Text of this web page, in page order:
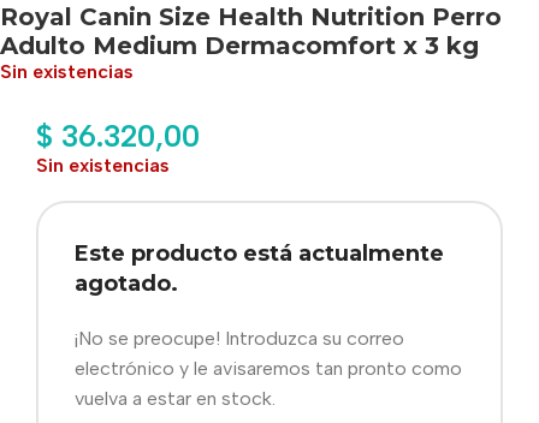
Royal Canin Size Health Nutrition Perro
Adulto Medium Dermacomfort x 3 kg
Sin existencias
$ 36.320,00
Sin existencias
Este producto está actualmente
agotado.
¡No se preocupe! Introduzca su correo
electrónico y le avisaremos tan pronto como
vuelva a estar en stock.